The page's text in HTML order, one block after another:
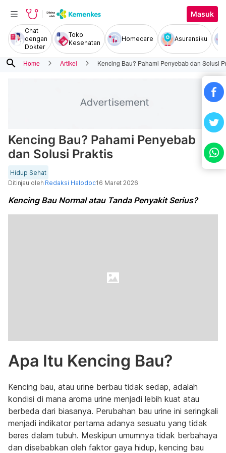
Masuk
Chat
dengan
Dokter
Toko
Kesehatan
Homecare Asuransiku
search Home Artikel Kencing Bau? Pahami Penyebab dan Solusi
Kencing Bau? Pahami Penyebab
dan Solusi Praktis
Hidup Sehat
Ditinjau oleh Redaksi Halodoc16 Maret 2026
Kencing Bau Normal atau Tanda Penyakit Serius?
Apa Itu Kencing Bau?
Kencing bau, atau urine berbau tidak sedap, adalah
kondisi di mana aroma urine menjadi lebih kuat atau
berbeda dari biasanya. Perubahan bau urine ini seringkali
menjadi indikator pertama adanya sesuatu yang tidak
beres dalam tubuh. Meskipun umumnya tidak berbahaya
dan disebabkan oleh faktor gaya hidup, kencing bau